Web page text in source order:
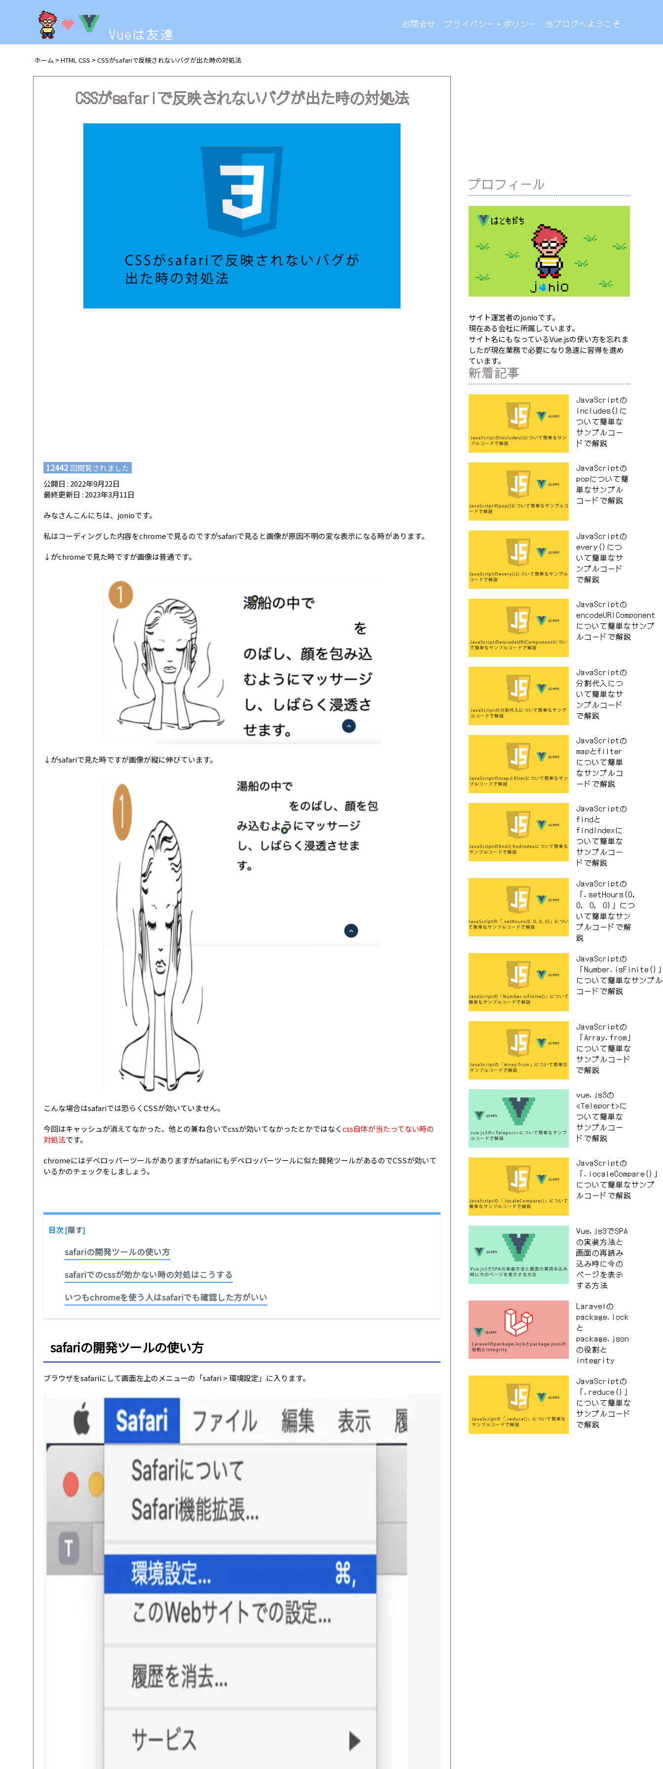
Vueは友達
お問合せ プライバシー・ポリシー 当ブログへようこそ
ホーム > HTML CSS > CSSがsafariで反映されないバグが出た時の対処法
CSSがsafariで反映されないバグが出た時の対処法
12442 回閲覧されました
公開日 : 2022年9月22日
最終更新日 : 2023年3月11日
みなさんこんにちは、jonioです。
私はコーディングした内容をchromeで見るのですがsafariで見ると画像が原因不明の変な表示になる時があります。
↓がchromeで見た時ですが画像は普通です。
↓がsafariで見た時ですが画像が縦に伸びています。
こんな場合はsafariでは恐らくCSSが効いていません。
今回はキャッシュが消えてなかった、他との兼ね合いでcssが効いてなかったとかではなくcss自体が当たってない時の
対処法です。
chromeにはデベロッパーツールがありますがsafariにもデベロッパーツールに似た開発ツールがあるのでCSSが効いて
いるかのチェックをしましょう。
目次[隠す]
safariの開発ツールの使い方
safariでのcssが効かない時の対処はこうする
いつもchromeを使う人はsafariでも確認した方がいい
safariの開発ツールの使い方
ブラウザをsafariにして画面左上のメニューの「safari > 環境設定」に入ります。
プロフィール
サイト運営者のjonioです。
現在ある会社に所属しています。
サイト名にもなっているVue.jsの使い方を忘れま
したが現在業務で必要になり急速に習得を進め
ています。
新着記事
JavaScriptの
includes()に
ついて簡単な
サンプルコー
ドで解説
JavaScriptの
popについて簡
単なサンプル
コードで解説
JavaScriptの
every()につ
いて簡単なサ
ンプルコード
で解説
JavaScriptの
encodeURIComponent
について簡単なサンプ
ルコードで解説
JavaScriptの
分割代入につ
いて簡単なサ
ンプルコード
で解説
JavaScriptの
mapとfilter
について簡単
なサンプルコ
ードで解説
JavaScriptの
findと
findIndexに
ついて簡単な
サンプルコー
ドで解説
JavaScriptの
「.setHours(0,
0, 0, 0)」につ
いて簡単なサン
プルコードで解
説
JavaScriptの
「Number.isFinite()
について簡単なサンプル
コードで解説
JavaScriptの
「Array.from」
について簡単な
サンプルコード
で解説
vue.js3の
<Teleport>に
ついて簡単な
サンプルコー
ドで解説
JavaScriptの
「.localeCompare()」
について簡単なサンプ
ルコードで解説
Vue.js3でSPA
の実装方法と
画面の再読み
込み時に今の
ページを表示
する方法
Laravelの
package.lock
と
package.json
の役割と
integrity
JavaScriptの
「.reduce()」
について簡単な
サンプルコード
で解説